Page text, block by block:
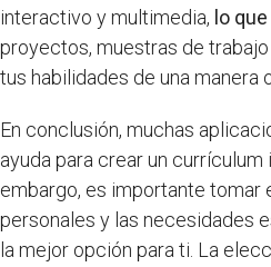
interactivo y multimedia, lo que
proyectos, muestras de
tus habilidades de una manera
En conclusión, muchas
ayuda para crear un currículum
embargo, es importante tomar
personales y las necesidades
la mejor opción para ti. La